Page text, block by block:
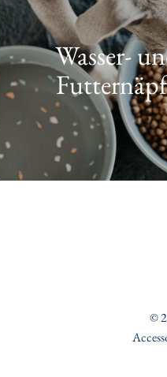
Wasser-
©